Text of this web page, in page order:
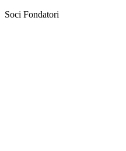
Soci Fondatori